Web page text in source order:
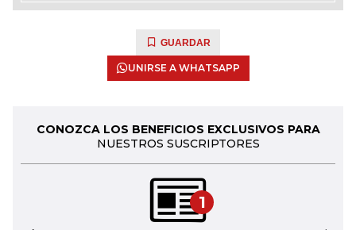
GUARDAR
UNIRSE A WHATSAPP
CONOZCA LOS BENEFICIOS EXCLUSIVOS PARA
NUESTROS SUSCRIPTORES
1